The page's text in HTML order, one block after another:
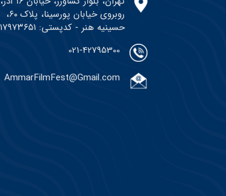
روبروی خیابان پورسینا، پلاک ۶۰،
حسینیه هنر - کدپستی: ۱۴۱۷۹۷۳۶۵۱
021-42795300
AmmarFilmFest@Gmail.com